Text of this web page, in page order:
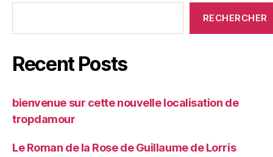
RECHERCHER
Recent Posts
bienvenue sur cette nouvelle localisation de
tropdamour
Le Roman de la Rose de Guillaume de Lorris